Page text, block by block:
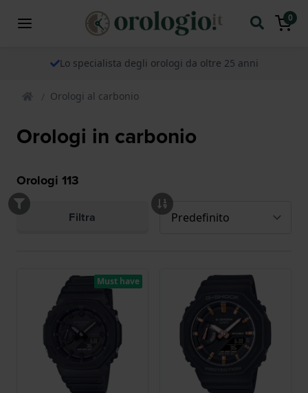
0
Lo specialista degli orologi da oltre 25 anni
Orologi al carbonio
Orologi in carbonio
Orologi 113
Filtra
Must have